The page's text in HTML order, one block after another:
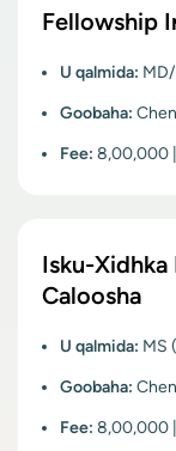
Fellowship
U qalmida:
Goobaha:
Fee: 8,00,000
Isku-Xidhka
Caloosha
U qalmida: MS
Goobaha:
Fee: 8,00,000